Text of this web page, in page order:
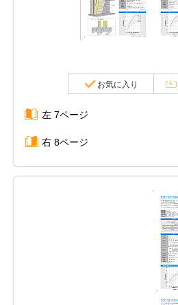
お気に入り
左 7ページ
右 8ページ